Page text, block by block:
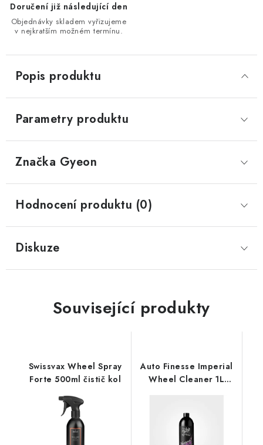
Doručení již následující den
Objednávky skladem vyřizujeme
v nejkratším možném termínu.
Popis produktu
Parametry produktu
Značka Gyeon
Hodnocení produktu (0)
Diskuze
Související produkty
Swissvax Wheel Spray
Forte 500ml čistič kol
Auto Finesse Imperial
Wheel Cleaner 1L